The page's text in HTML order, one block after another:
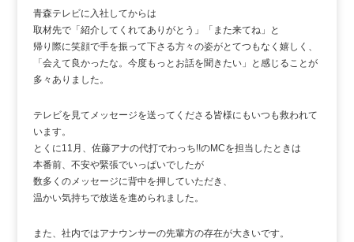
青森テレビに入社してからは
取材先で「紹介してくれてありがとう」「また来てね」と
帰り際に笑顔で手を振って下さる方々の姿がとてつもなく嬉しく、
「会えて良かったな。今度もっとお話を聞きたい」と感じることが
多々ありました。
テレビを見てメッセージを送ってくださる皆様にもいつも救われて
います。
とくに11月、佐藤アナの代打でわっち!!のMCを担当したときは
本番前、不安や緊張でいっぱいでしたが
数多くのメッセージに背中を押していただき、
温かい気持ちで放送を進められました。
また、社内ではアナウンサーの先輩方の存在が大きいです。